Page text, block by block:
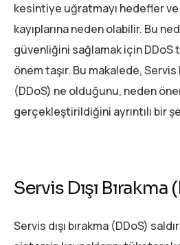
kesintiye uğratmayı hedefler
kayıplarına neden olabilir. Bu
güvenliğini sağlamak için DDoS
önem taşır. Bu makalede, Servis
(DDoS) ne olduğunu, neden
gerçekleştirildiğini ayrıntılı bir
Servis Dışı
Servis dışı bırakma (DDoS)